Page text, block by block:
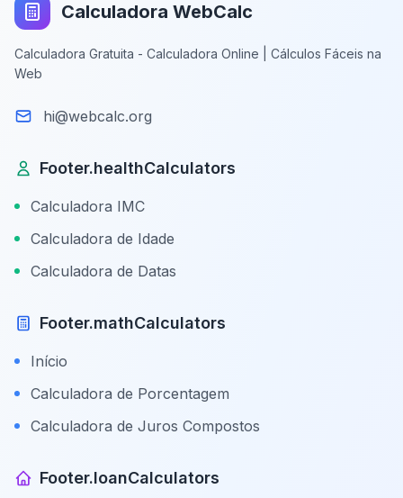
Calculadora WebCalc
Calculadora Gratuita - Calculadora Online | Cálculos Fáceis na
Web
hi@webcalc.org
Footer.healthCalculators
Calculadora IMC
Calculadora de Idade
Calculadora de Datas
Footer.mathCalculators
Início
Calculadora de Porcentagem
Calculadora de Juros Compostos
Footer.loanCalculators